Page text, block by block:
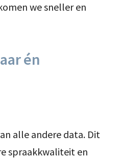
we sneller en
én
alle andere data. Dit
spraakkwaliteit en